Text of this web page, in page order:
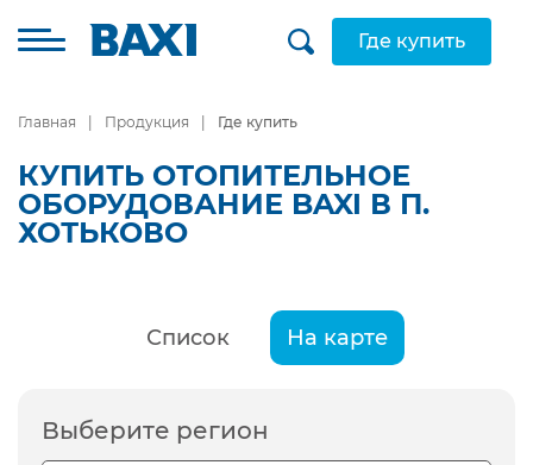
Где купить
Главная Продукция Где купить
КУПИТЬ ОТОПИТЕЛЬНОЕ
ОБОРУДОВАНИЕ BAXI В П.
ХОТЬКОВО
Список На карте
Выберите регион